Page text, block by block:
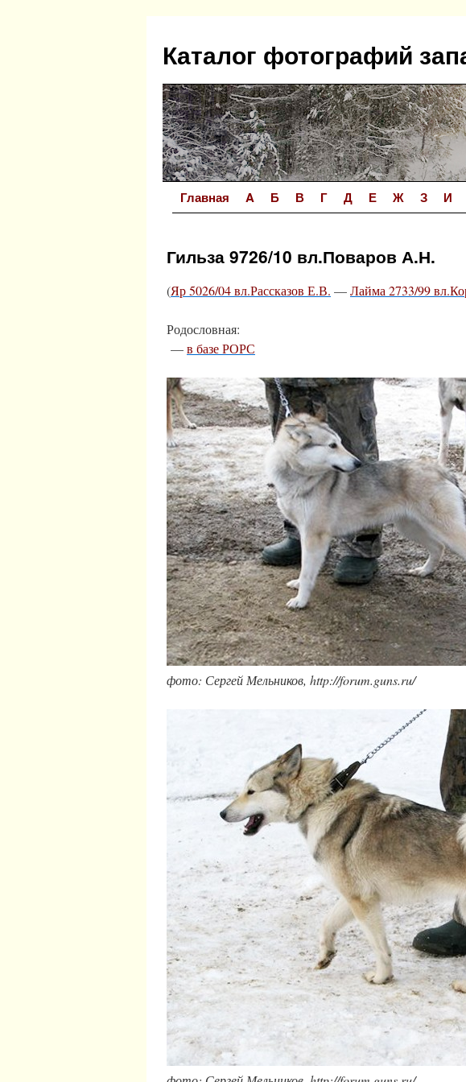
содержимому
Каталог фотографий
Главная A Б В Г Д Е Ж З И
Гильза 9726/10 вл.Поваров А.Н.
(Яр 5026/04 вл.Рассказов Е.В. —Лайма 2733/99
Родословная:
—в базе РОРС
фото: Сергей Мельников, http://forum.guns.ru/